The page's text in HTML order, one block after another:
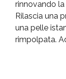
rinnovando
Rilascia una
una pelle
rimpolpata.